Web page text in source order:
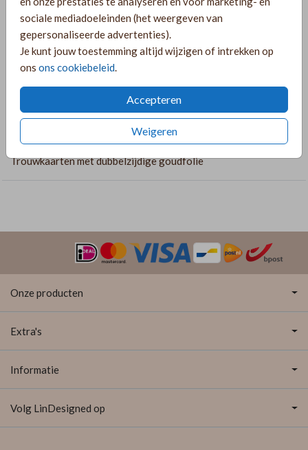
sociale mediadoeleinden (het weergeven van
gepersonaliseerde advertenties).
Je kunt jouw toestemming altijd wijzigen of intrekken op
ons ons cookiebeleid.
Accepteren
Weigeren
PRODUCTINFORMATIE
OMSCHRIJVING
Trouwkaart in warme naturel tinten met verfstrepen in
mauve, taupe en zandkleur. Pas de kaart naar wens aan en
COLLECTIE
Trouwkaarten met dubbelzijdige goudfolie
Onze producten
Extra's
Informatie
Volg LinDesigned op